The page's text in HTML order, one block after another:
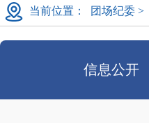
当前位置： 团场纪委 >
信息公开